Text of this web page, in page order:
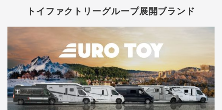
トイファクトリーグループ展開ブランド